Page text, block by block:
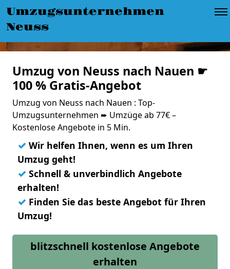
Umzugsunternehmen
Neuss
Umzug von Neuss nach Nauen ☛
100 % Gratis-Angebot
Umzug von Neuss nach Nauen : Top-
Umzugsunternehmen ➨ Umzüge ab 77€ –
Kostenlose Angebote in 5 Min.
✓ Wir helfen Ihnen, wenn es um Ihren
Umzug geht!
✓ Schnell & unverbindlich Angebote
erhalten!
✓ Finden Sie das beste Angebot für Ihren
Umzug!
blitzschnell kostenlose Angebote
erhalten